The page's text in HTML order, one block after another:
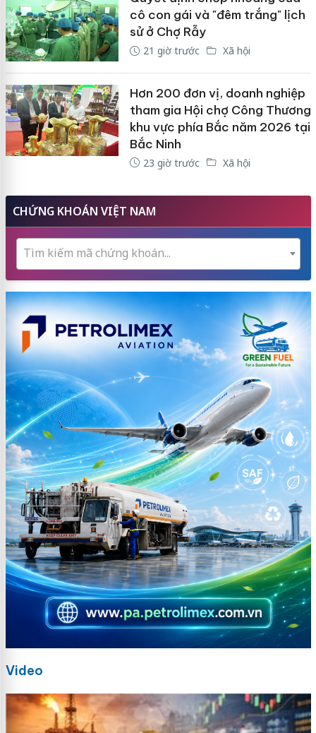
cô con gái và "đêm trắng" lịch
sử ở Chợ Rẫy
21 giờ trước Xã hội
Hơn 200 đơn vị, doanh nghiệp
tham gia Hội chợ Công Thương
khu vực phía Bắc năm 2026 tại
Bắc Ninh
23 giờ trước Xã hội
CHỨNG KHOÁN VIỆT NAM
Tìm kiếm mã chứng khoán...
Video